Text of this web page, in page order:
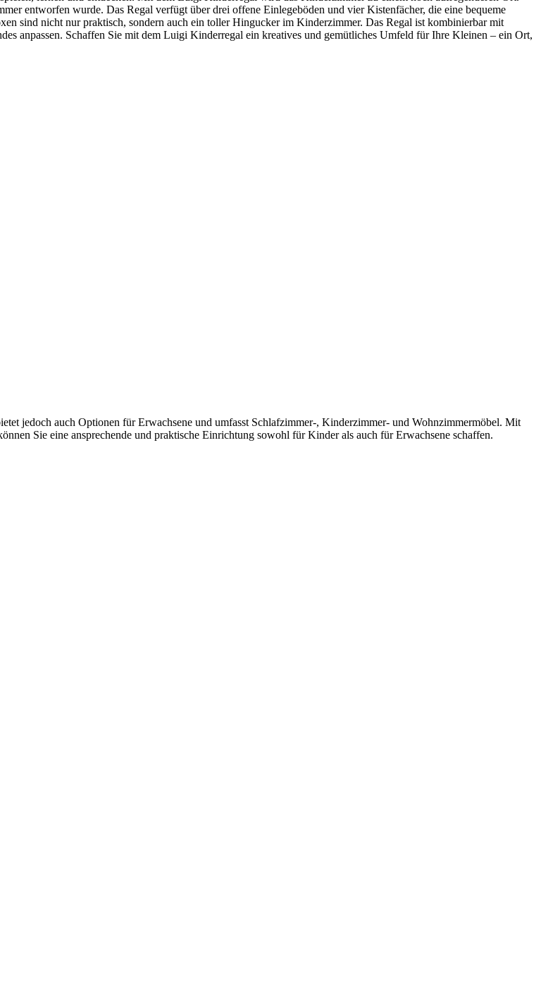
entworfen wurde. Das Regal verfügt über drei offene Einlegeböden und vier Kistenfächer, die eine bequeme
sind nicht nur praktisch, sondern auch ein toller Hingucker im Kinderzimmer. Das Regal ist kombinierbar mit
anpassen. Schaffen Sie mit dem Luigi Kinderregal ein kreatives und gemütliches Umfeld für Ihre Kleinen – ein Ort,
jedoch auch Optionen für Erwachsene und umfasst Schlafzimmer-, Kinderzimmer- und Wohnzimmermöbel. Mit
Sie eine ansprechende und praktische Einrichtung sowohl für Kinder als auch für Erwachsene schaffen.